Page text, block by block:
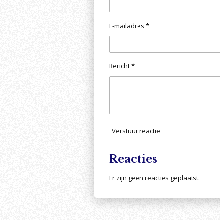
E-mailadres *
Bericht *
Verstuur reactie
Reacties
Er zijn geen reacties geplaatst.